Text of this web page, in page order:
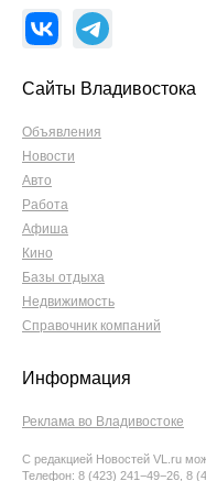
Сайты Владивостока
Объявления
Новости
Авто
Работа
Афиша
Кино
Базы отдыха
Недвижимость
Справочник компаний
Информация
Реклама во Владивостоке
С редакцией Новостей VL.ru
Телефон: 8 (423) 241−49−26, 8